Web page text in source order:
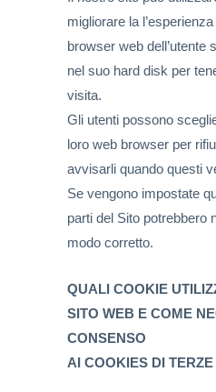
migliorare la l’esperienza
browser web dell’utente
nel suo hard disk per
visita.
Gli utenti possono
loro web browser per
avvisarli quando questi
Se vengono impostate
parti del Sito potrebbero
modo corretto.
QUALI COOKIE
SITO WEB E COME
CONSENSO
AI COOKIES DI